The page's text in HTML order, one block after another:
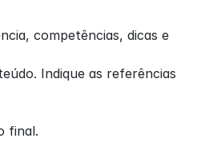
competências, dicas e
Indique as referências
final.